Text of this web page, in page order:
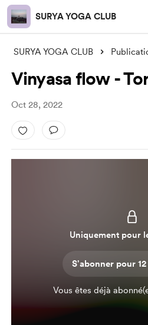
SURYA YOGA CLUB
SURYA YOGA CLUB
Vinyasa flow -
Oct 28, 2022
Uniquement pour
S'abonner pour
Vous êtes déjà